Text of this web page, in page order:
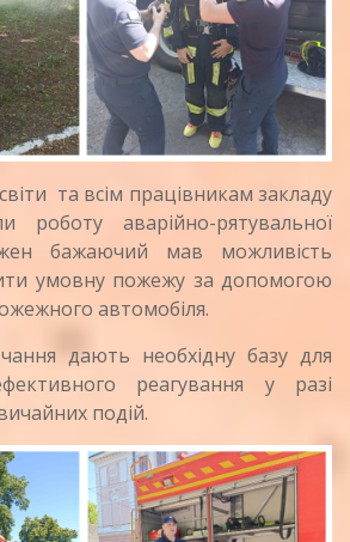
та всім працівникам закладу
роботу аварійно-рятувальної
бажаючий мав можливість
умовну пожежу за допомогою
автомобіля.
дають необхідну базу для
реагування у разі
подій.